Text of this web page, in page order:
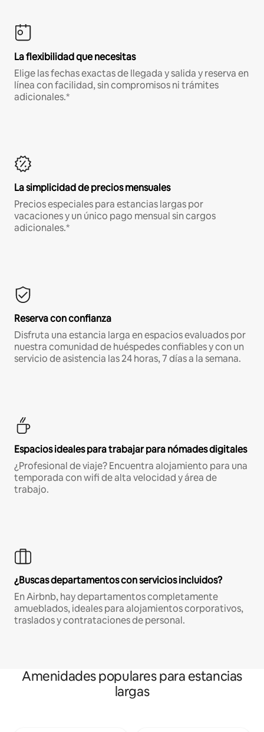
La flexibilidad que necesitas
Elige las fechas exactas de llegada y salida y reserva en
línea con facilidad, sin compromisos ni trámites
adicionales.*
La simplicidad de precios mensuales
Precios especiales para estancias largas por
vacaciones y un único pago mensual sin cargos
adicionales.*
Reserva con confianza
Disfruta una estancia larga en espacios evaluados por
nuestra comunidad de huéspedes confiables y con un
servicio de asistencia las 24 horas, 7 días a la semana.
Espacios ideales para trabajar para nómades digitales
¿Profesional de viaje? Encuentra alojamiento para una
temporada con wifi de alta velocidad y área de
trabajo.
¿Buscas departamentos con servicios incluidos?
En Airbnb, hay departamentos completamente
amueblados, ideales para alojamientos corporativos,
traslados y contrataciones de personal.
Amenidades populares para estancias
largas